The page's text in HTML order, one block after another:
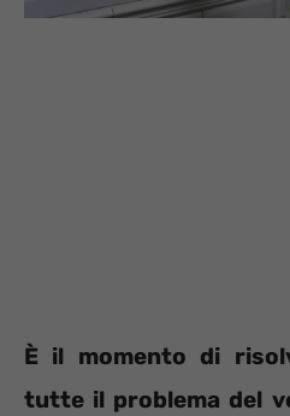
È il momento di
tutte il problema del